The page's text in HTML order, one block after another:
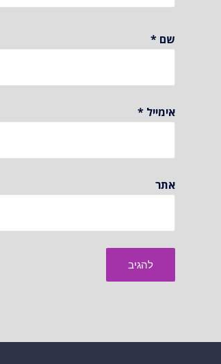
שם *
אימייל *
אתר